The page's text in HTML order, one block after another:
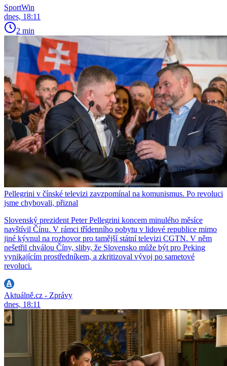
SportWin
dnes, 18:11
2 min
Pellegrini v čínské televizi zavzpomínal na komunismus. Po revoluci
jsme chybovali, přiznal
Slovenský prezident Peter Pellegrini koncem minulého měsíce
navštívil Čínu. V rámci třídenního pobytu v lidové republice mimo
jiné kývnul na rozhovor pro tamější státní televizi CGTN. V něm
nešetřil chválou Číny, sliby, že Slovensko může být pro Peking
vynikajícím prostředníkem, a zkritizoval vývoj po sametové
revoluci.
Aktuálně.cz - Zprávy
dnes, 18:11